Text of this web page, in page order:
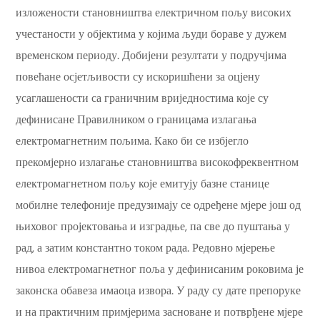
изложености становништва електричном пољу високих
учестаности у објектима у којима људи бораве у дужем
временском периоду. Добијени резултати у подручјима
повећане осјетљивости су искоришћени за оцјену
усаглашености са граничним вриједностима које су
дефинисане Правилником о границама излагања
електромагнетним пољима. Како би се избјегло
прекомјерно излагање становништва високофреквентном
електромагнетном пољу које емитују базне станице
мобилне телефоније предузимају се одређене мјере још од
њиховог пројектовања и изградње, па све до пуштања у
рад, а затим константно током рада. Редовно мјерење
нивоа електромагнетног поља у дефинисаним роковима је
законска обавеза имаоца извора. У раду су дате препоруке
и на практичним примјерима засноване и потврђене мјере